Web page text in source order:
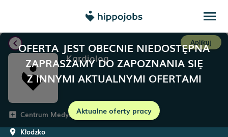
menu
OFERTA JEST OBECNIE NIEDOSTĘPNA
ZAPRASZAMY DO ZAPOZNANIA SIĘ
Z INNYMI AKTUALNYMI OFERTAMI
Aktualne oferty pracy
chevron_left Aplikuj
Kardiolog
add_box Centrum Medyczne Salus
room Kłodzko